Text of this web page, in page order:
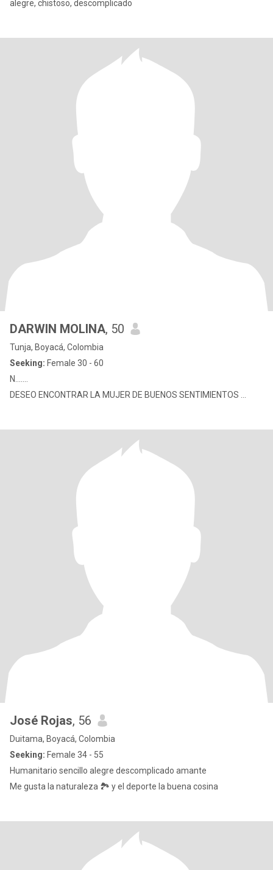
alegre, chistoso, descomplicado
DARWIN MOLINA, 50
Tunja, Boyacá, Colombia
Seeking: Female 30 - 60
N.......
DESEO ENCONTRAR LA MUJER DE BUENOS SENTIMIENTOS ...
José Rojas, 56
Duitama, Boyacá, Colombia
Seeking: Female 34 - 55
Humanitario sencillo alegre descomplicado amante
Me gusta la naturaleza 🏞️ y el deporte la buena cosina